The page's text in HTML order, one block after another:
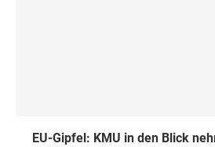
EU-Gipfel: KMU in den Blick